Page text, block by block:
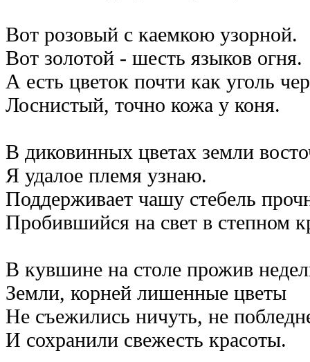
Вот розовый с каемкою узорной.
Вот золотой - шесть языков огня.
А есть цветок почти как уголь
Лоснистый, точно кожа у коня.
В диковинных цветах земли
Я удалое племя узнаю.
Поддерживает чашу стебель
Пробившийся на свет в степном
В кувшине на столе прожив
Земли, корней лишенные цветы
Не съежились ничуть, не
И сохранили свежесть красоты.